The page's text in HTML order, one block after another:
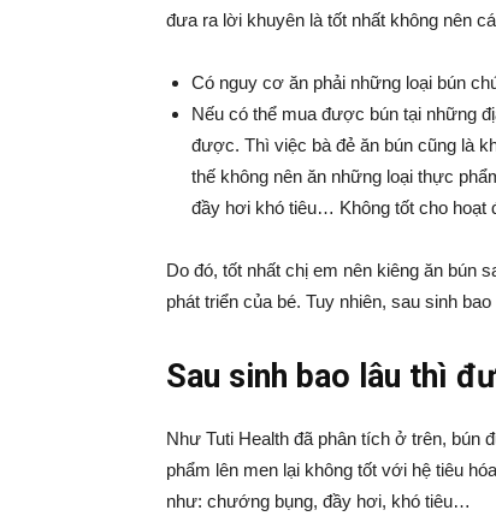
đưa ra lời khuyên là tốt nhất không nên
Có nguy cơ ăn phải những loại bún
Nếu có thể mua được bún tại những
được. Thì việc bà đẻ ăn bún cũng là
thế không nên ăn những loại thực
đầy hơi khó tiêu… Không tốt cho hoạt
Do đó, tốt nhất chị em nên kiêng ăn bún
phát triển của bé. Tuy nhiên, sau sinh
Sau sinh bao lâu thì
Như Tuti Health đã phân tích ở trên, bún
phẩm lên men lại không tốt với hệ tiêu
như: chướng bụng, đầy hơi, khó tiêu…